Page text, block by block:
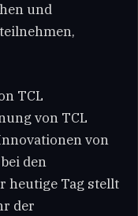
und
TCL
von TCL
von
den
heutige Tag stellt
der